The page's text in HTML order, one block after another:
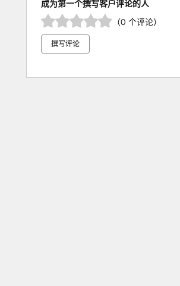
成为第一个撰写客户评论的人
（0 个评论）
撰写评论